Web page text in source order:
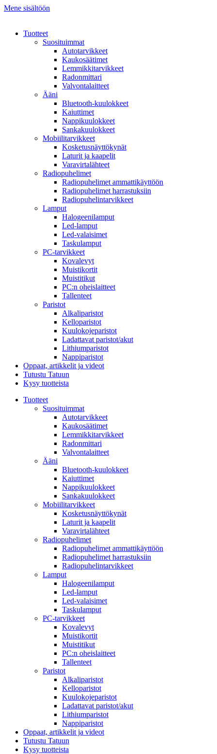
Mene sisältöön
Tuotteet
Suosituimmat
Autotarvikkeet
Kaukosäätimet
Lemmikkitarvikkeet
Radonmittari
Valvontalaitteet
Ääni
Bluetooth-kuulokkeet
Kaiuttimet
Nappikuulokkeet
Sankakuulokkeet
Mobiilitarvikkeet
Kosketusnäyttökynät
Laturit ja kaapelit
Varavirtalähteet
Radiopuhelimet
Radiopuhelimet ammattikäyttöön
Radiopuhelimet harrastuksiin
Radiopuhelintarvikkeet
Lamput
Halogeenilamput
Led-lamput
Led-valaisimet
Taskulamput
PC-tarvikkeet
Kovalevyt
Muistikortit
Muistitikut
PC:n oheislaitteet
Tallenteet
Paristot
Alkaliparistot
Kelloparistot
Kuulokojeparistot
Ladattavat paristot/akut
Lithiumparistot
Nappiparistot
Oppaat, artikkelit ja videot
Tutustu Tatuun
Kysy tuotteista
Tuotteet
Suosituimmat
Autotarvikkeet
Kaukosäätimet
Lemmikkitarvikkeet
Radonmittari
Valvontalaitteet
Ääni
Bluetooth-kuulokkeet
Kaiuttimet
Nappikuulokkeet
Sankakuulokkeet
Mobiilitarvikkeet
Kosketusnäyttökynät
Laturit ja kaapelit
Varavirtalähteet
Radiopuhelimet
Radiopuhelimet ammattikäyttöön
Radiopuhelimet harrastuksiin
Radiopuhelintarvikkeet
Lamput
Halogeenilamput
Led-lamput
Led-valaisimet
Taskulamput
PC-tarvikkeet
Kovalevyt
Muistikortit
Muistitikut
PC:n oheislaitteet
Tallenteet
Paristot
Alkaliparistot
Kelloparistot
Kuulokojeparistot
Ladattavat paristot/akut
Lithiumparistot
Nappiparistot
Oppaat, artikkelit ja videot
Tutustu Tatuun
Kysy tuotteista